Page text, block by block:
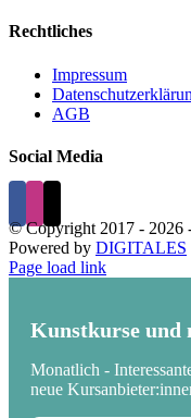
Rechtliches
Impressum
AGB
Social Media
© Copyright 2017 - 2026
Powered by DIGITALES
Page load link
Kunstkurse und
Monatlich -
neue